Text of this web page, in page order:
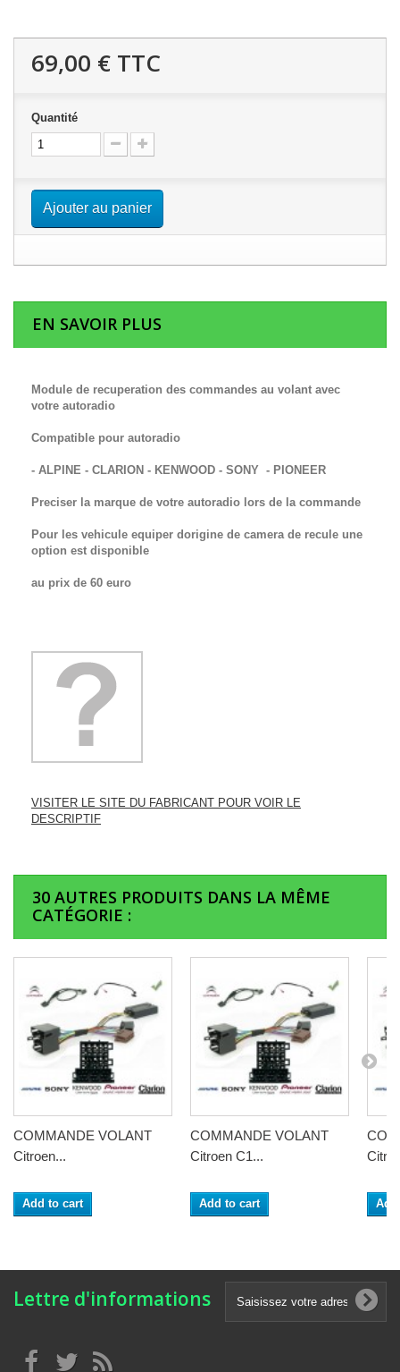
69,00 € TTC
Quantité
Ajouter au panier
EN SAVOIR PLUS
Module de recuperation des commandes au volant avec
votre autoradio
Compatible pour autoradio
- ALPINE - CLARION - KENWOOD - SONY - PIONEER
Preciser la marque de votre autoradio lors de la commande
Pour les vehicule equiper dorigine de camera de recule une
option est disponible
au prix de 60 euro
VISITER LE SITE DU FABRICANT POUR VOIR LE
DESCRIPTIF
30 AUTRES PRODUITS DANS LA MÊME
CATÉGORIE :
COMMANDE VOLANT
Citroen...
Add to cart
COMMANDE VOLANT
Citroen C1...
Add to cart
Lettre d'informations